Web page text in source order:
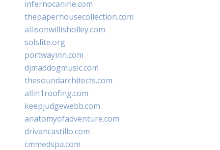
infernocanine.com
thepaperhousecollection.com
allisonwillisholley.com
solslite.org
portwayinn.com
djmaddogmusic.com
thesoundarchitects.com
allin1roofing.com
keepjudgewebb.com
anatomyofadventure.com
drivancastillo.com
cmmedspa.com